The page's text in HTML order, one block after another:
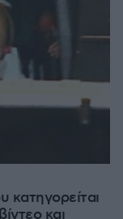
κατηγορείται
και